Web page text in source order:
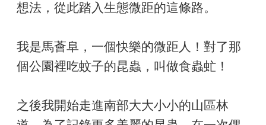
想法，從此踏入生態微距的這條路。
我是馬薈阜，一個快樂的微距人！對了那
個公園裡吃蚊子的昆蟲，叫做食蟲虻！
之後我開始走進南部大大小小的山區林